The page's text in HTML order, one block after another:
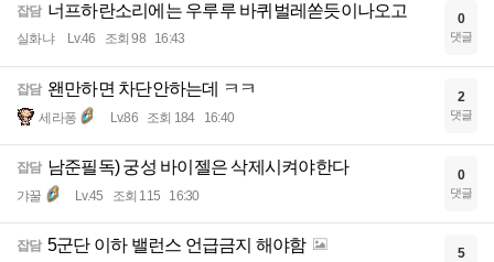
잡담 너프하란소리에는 우루루 바퀴벌레쏟듯이나오고
실화냐 Lv.46 조회 98 16:43
0
댓글
잡담 왠만하면 차단안하는데 ㅋㅋ
세라퐁 Lv.86 조회 184 16:40
2
댓글
잡담 남준필독) 궁성 바이젤은 삭제시켜야한다
갸꿀 Lv.45 조회 115 16:30
0
댓글
잡담 5군단 이하 밸런스 언급금지 해야함 5